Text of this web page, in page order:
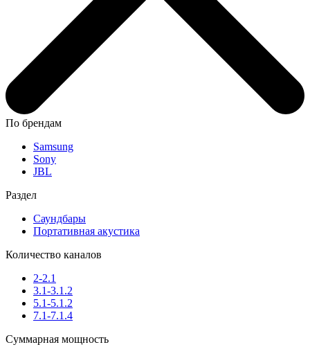
По брендам
Samsung
Sony
JBL
Раздел
Саундбары
Портативная акустика
Количество каналов
2-2.1
3.1-3.1.2
5.1-5.1.2
7.1-7.1.4
Суммарная мощность